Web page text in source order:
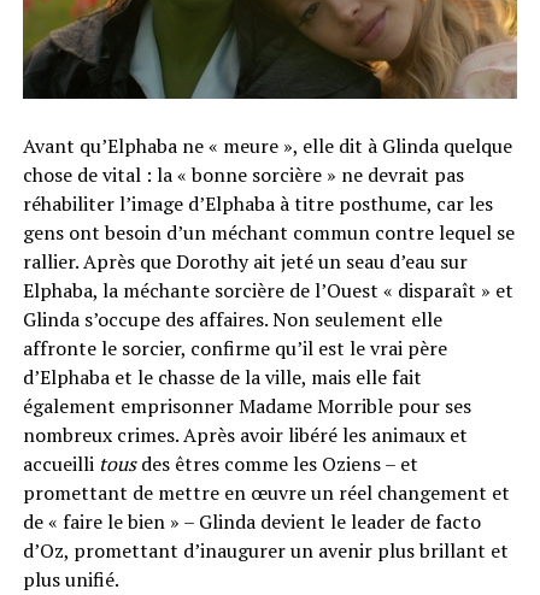
Avant qu’Elphaba ne « meure », elle dit à Glinda quelque
chose de vital : la « bonne sorcière » ne devrait pas
réhabiliter l’image d’Elphaba à titre posthume, car les
gens ont besoin d’un méchant commun contre lequel se
rallier. Après que Dorothy ait jeté un seau d’eau sur
Elphaba, la méchante sorcière de l’Ouest « disparaît » et
Glinda s’occupe des affaires. Non seulement elle
affronte le sorcier, confirme qu’il est le vrai père
d’Elphaba et le chasse de la ville, mais elle fait
également emprisonner Madame Morrible pour ses
nombreux crimes. Après avoir libéré les animaux et
accueilli tousdes êtres comme les Oziens – et
promettant de mettre en œuvre un réel changement et
de « faire le bien » – Glinda devient le leader de facto
d’Oz, promettant d’inaugurer un avenir plus brillant et
plus unifié.